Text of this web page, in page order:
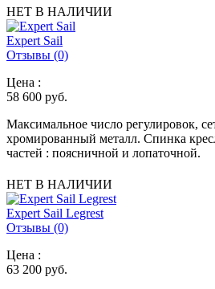
НЕТ В НАЛИЧИИ
Expert Sail
Отзывы (0)
Цена :
58 600 руб.
Максимальное число регулировок,
хромированный металл. Спинка
частей : поясничной и лопаточной.
НЕТ В НАЛИЧИИ
Expert Sail Legrest
Отзывы (0)
Цена :
63 200 руб.